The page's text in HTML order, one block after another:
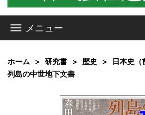
メニュー
ホーム 研究書 歴史
日本史（
列島の中世地下文書